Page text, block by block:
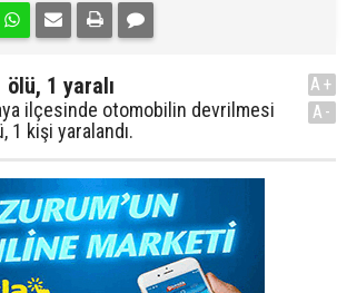
1 yaralı
ilçesinde otomobilin devrilmesi
1 kişi yaralandı.
A+
A-